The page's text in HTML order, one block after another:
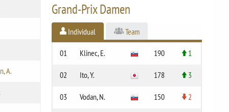
A.
Grand-Prix Damen
Individual Team
01 Klinec, E. 190 1
02 Ito, Y. 178 3
03 Vodan, N. 150 2